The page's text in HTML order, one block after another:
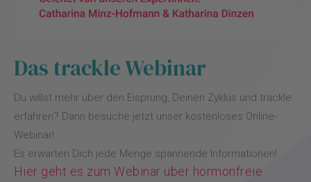
Das trackle Webinar
Du willst mehr über den Eisprung, Deinen Zyklus und trackle
erfahren? Dann besuche jetzt unser kostenloses Online-
Webinar!
Es erwarten Dich jede Menge spannende Informationen!
Hier geht es zum Webinar über hormonfreie